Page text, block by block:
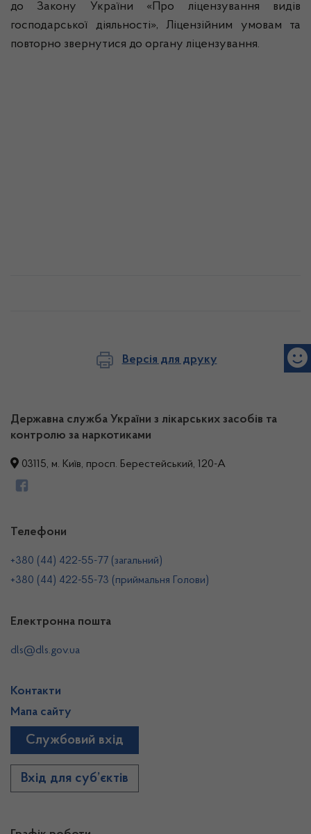
до Закону України «Про ліцензування видів
господарської діяльності», Ліцензійним умовам та
повторно звернутися до органу ліцензування.
Версія для друку
Державна служба України з лікарських засобів та
контролю за наркотиками
03115, м. Київ, просп. Берестейський, 120-А
Телефони
+380 (44) 422-55-77 (загальний)
+380 (44) 422-55-73 (приймальня Голови)
Електронна пошта
dls@dls.gov.ua
Контакти
Мапа сайту
Службовий вхід
Вхід для суб’єктів